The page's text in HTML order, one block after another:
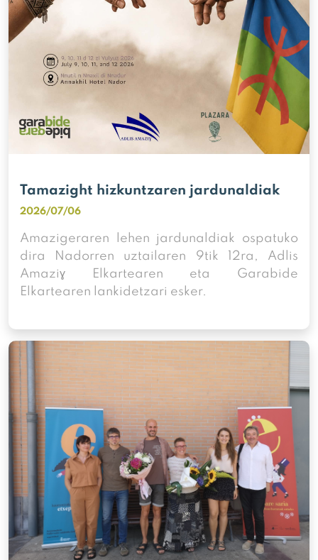
Tamazight hizkuntzaren jardunaldiak
2026/07/06
Amazigeraren lehen jardunaldiak ospatuko
dira Nadorren uztailaren 9tik 12ra, Adlis
Amaziɣ Elkartearen eta Garabide
Elkartearen lankidetzari esker.